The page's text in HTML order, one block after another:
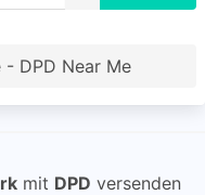
- DPD Near Me
mit DPD versenden